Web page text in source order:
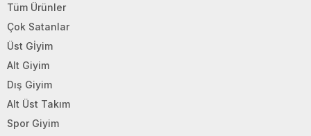
Tüm Ürünler
Çok Satanlar
Üst Gİyim
Alt Giyim
Dış Giyim
Alt Üst Takım
Spor Giyim